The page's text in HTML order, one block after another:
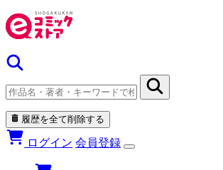
履歴を全て削除する
ログイン 会員登録